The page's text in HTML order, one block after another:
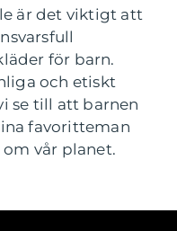
är det viktigt att
för barn.
och etiskt
se till att barnen
favoritteman
vår planet.